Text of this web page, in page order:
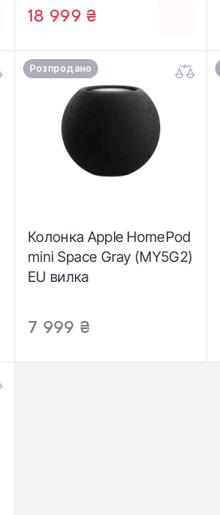
18 999 ₴
Розпродано
Колонка Apple HomePod
mini Space Gray (MY5G2)
EU вилка
7 999 ₴